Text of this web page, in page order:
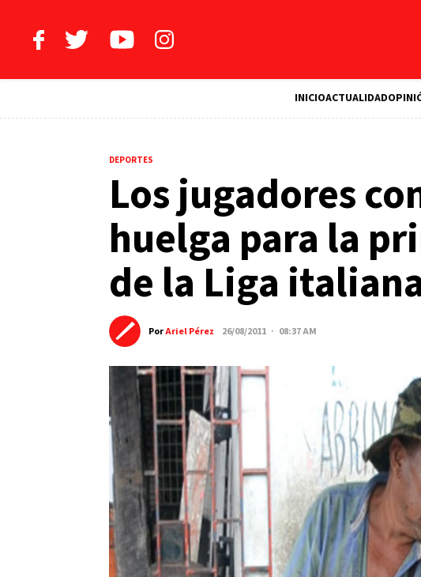
INICIOACTUALIDAD
DEPORTES
Los jugadores
huelga para la
de la Liga
PorAriel Pérez 26/08/2011 · 08:37 AM